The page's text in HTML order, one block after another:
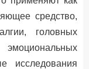
средство,
головных
исследования